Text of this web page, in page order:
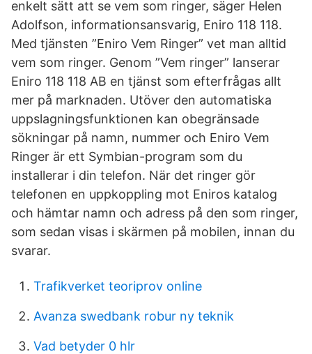
enkelt sätt att se vem som ringer, säger Helen
Adolfson, informationsansvarig, Eniro 118 118.
Med tjänsten ”Eniro Vem Ringer” vet man alltid
vem som ringer. Genom ”Vem ringer” lanserar
Eniro 118 118 AB en tjänst som efterfrågas allt
mer på marknaden. Utöver den automatiska
uppslagningsfunktionen kan obegränsade
sökningar på namn, nummer och Eniro Vem
Ringer är ett Symbian-program som du
installerar i din telefon. När det ringer gör
telefonen en uppkoppling mot Eniros katalog
och hämtar namn och adress på den som ringer,
som sedan visas i skärmen på mobilen, innan du
svarar.
Trafikverket teoriprov online
Avanza swedbank robur ny teknik
Vad betyder 0 hlr